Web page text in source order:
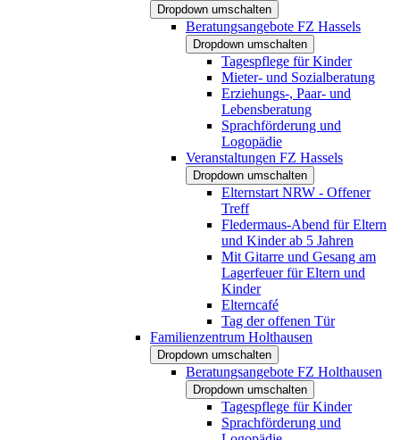
Dropdown umschalten
Beratungsangebote FZ Hassels
Dropdown umschalten
Tagespflege für Kinder
Mieter- und Sozialberatung
Erziehungs-, Paar- und
Lebensberatung
Sprachförderung und
Logopädie
Veranstaltungen FZ Hassels
Dropdown umschalten
Elternstart NRW - Offener
Treff
Fledermaus-Abend für Eltern
und Kinder ab 5 Jahren
Mit Gitarre und Gesang am
Lagerfeuer für Eltern und
Kinder
Elterncafé
Tag der offenen Tür
Familienzentrum Holthausen
Dropdown umschalten
Beratungsangebote FZ Holthausen
Dropdown umschalten
Tagespflege für Kinder
Sprachförderung und